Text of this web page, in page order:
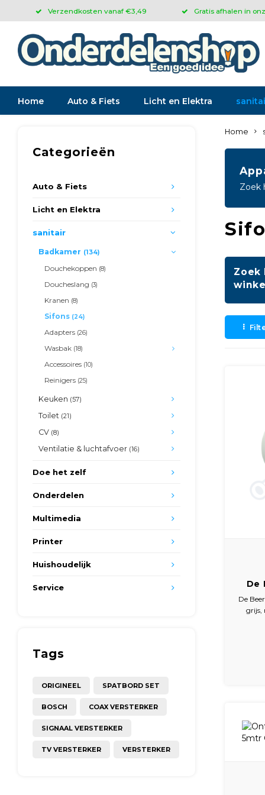
Verzendkosten vanaf €3,49 Gratis afhalen in
Home Auto & Fiets Licht en Elektra
Categorieën
Auto & Fiets
Licht en Elektra
sanitair
Badkamer (134)
Douchekoppen (8)
Doucheslang (3)
Kranen (8)
Sifons (24)
Adapters (26)
Wasbak (18)
Accessoires (10)
Reinigers (25)
Keuken (57)
Toilet (21)
CV (8)
Ventilatie & luchtafvoer (16)
Doe het zelf
Onderdelen
Multimedia
Printer
Huishoudelijk
Service
Tags
ORIGINEEL SPATBORD SET
BOSCH COAX VERSTERKER
SIGNAAL VERSTERKER
TV VERSTERKER VERSTERKER
Home
Zoek
Zoek
De
De
grijs,